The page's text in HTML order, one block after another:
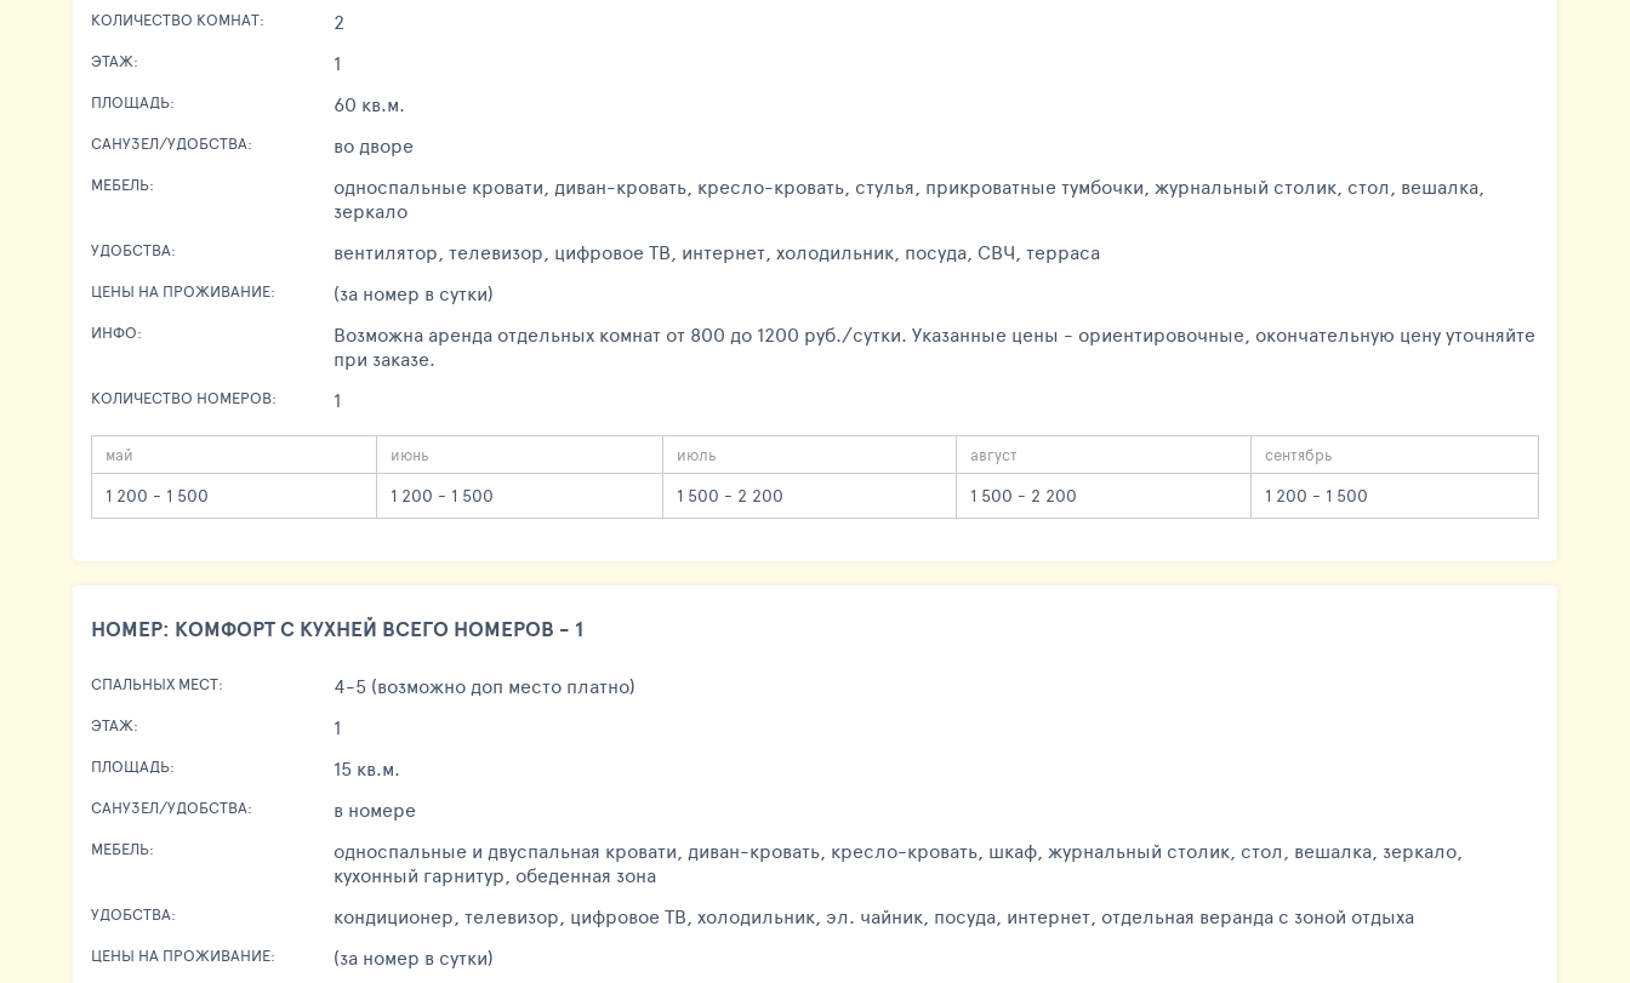
КОЛИЧЕСТВО КОМНАТ: 2
ЭТАЖ: 1
ПЛОЩАДЬ: 60 кв.м.
САНУЗЕЛ/УДОБСТВА: во дворе
МЕБЕЛЬ:
односпальные кровати, диван-кровать, кресло-кровать, стулья, прикроватные тумбочки, журнальный столик, стол, вешалка,
зеркало
УДОБСТВА: вентилятор, телевизор, цифровое ТВ, интернет, холодильник, посуда, СВЧ, терраса
ЦЕНЫ НА ПРОЖИВАНИЕ: (за номер в сутки)
ИНФО:
Возможна аренда отдельных комнат от 800 до 1200 руб./сутки. Указанные цены - ориентировочные, окончательную цену уточняйте
при заказе.
КОЛИЧЕСТВО НОМЕРОВ: 1
май июнь июль август сентябрь
1 200 - 1 500 1 200 - 1 500 1 500 - 2 200 1 500 - 2 200 1 200 - 1 500
НОМЕР: КОМФОРТ С КУХНЕЙ ВСЕГО НОМЕРОВ - 1
СПАЛЬНЫХ МЕСТ: 4-5 (возможно доп место платно)
ЭТАЖ: 1
ПЛОЩАДЬ: 15 кв.м.
САНУЗЕЛ/УДОБСТВА: в номере
МЕБЕЛЬ:
односпальные и двуспальная кровати, диван-кровать, кресло-кровать, шкаф, журнальный столик, стол, вешалка, зеркало,
кухонный гарнитур, обеденная зона
УДОБСТВА: кондиционер, телевизор, цифровое ТВ, холодильник, эл. чайник, посуда, интернет, отдельная веранда с зоной отдыха
ЦЕНЫ НА ПРОЖИВАНИЕ: (за номер в сутки)